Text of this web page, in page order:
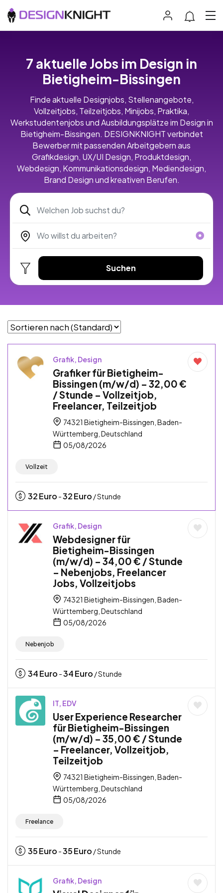
7 aktuelle Jobs im Design in
Bietigheim-Bissingen
Finde aktuelle Designjobs, Stellenangebote,
Vollzeitjobs, Teilzeitjobs, Minijobs, Praktika,
Werkstudentenjobs und Ausbildungsplätze im Design in
Bietigheim-Bissingen. DESIGNKNIGHT verbindet
Bewerber mit passenden Arbeitgebern aus
Grafikdesign, UX/UI Design, Produktdesign,
Webdesign, Kommunikationsdesign, Mediendesign,
Brand Design und kreativen Berufen.
Suchen
Grafik, Design
Grafiker für Bietigheim-
Bissingen (m/w/d) – 32,00 €
/ Stunde – Vollzeitjob,
Freelancer, Teilzeitjob
74321 Bietigheim-Bissingen, Baden-
Württemberg, Deutschland
05/08/2026
Vollzeit
32Euro -32Euro / Stunde
Grafik, Design
Webdesigner für
Bietigheim-Bissingen
(m/w/d) – 34,00 € / Stunde
– Nebenjobs, Freelancer
Jobs, Vollzeitjobs
74321 Bietigheim-Bissingen, Baden-
Württemberg, Deutschland
05/08/2026
Nebenjob
34Euro -34Euro / Stunde
IT, EDV
User Experience Researcher
für Bietigheim-Bissingen
(m/w/d) – 35,00 € / Stunde
– Freelancer, Vollzeitjob,
Teilzeitjob
74321 Bietigheim-Bissingen, Baden-
Württemberg, Deutschland
05/08/2026
Freelance
35Euro -35Euro / Stunde
Grafik, Design